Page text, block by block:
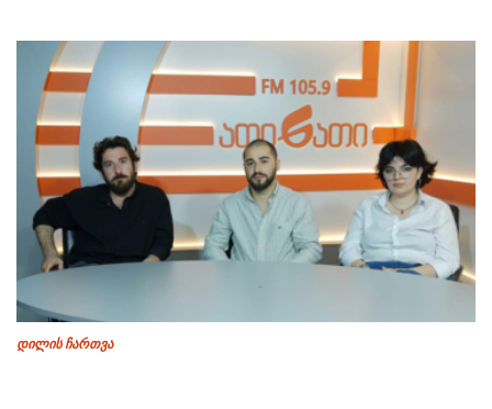
დილის ჩართვა